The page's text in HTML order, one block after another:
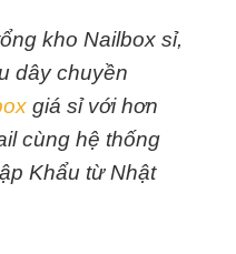
kho Nailbox sỉ,
dây chuyền
giá sỉ với hơn
cùng hệ thống
Khẩu từ Nhật